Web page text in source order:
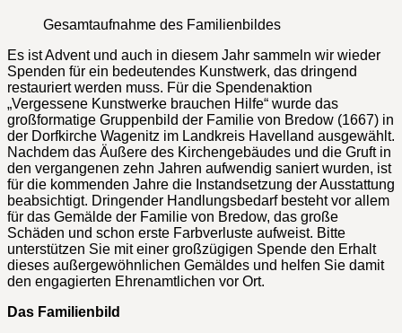
Gesamtaufnahme des Familienbildes
Es ist Advent und auch in diesem Jahr sammeln wir wieder
Spenden für ein bedeutendes Kunstwerk, das dringend
restauriert werden muss. Für die Spendenaktion
„Vergessene Kunstwerke brauchen Hilfe“ wurde das
großformatige Gruppenbild der Familie von Bredow (1667) in
der Dorfkirche Wagenitz im Landkreis Havelland ausgewählt.
Nachdem das Äußere des Kirchengebäudes und die Gruft in
den vergangenen zehn Jahren aufwendig saniert wurden, ist
für die kommenden Jahre die Instandsetzung der Ausstattung
beabsichtigt. Dringender Handlungsbedarf besteht vor allem
für das Gemälde der Familie von Bredow, das große
Schäden und schon erste Farbverluste aufweist. Bitte
unterstützen Sie mit einer großzügigen Spende den Erhalt
dieses außergewöhnlichen Gemäldes und helfen Sie damit
den engagierten Ehrenamtlichen vor Ort.
Das Familienbild